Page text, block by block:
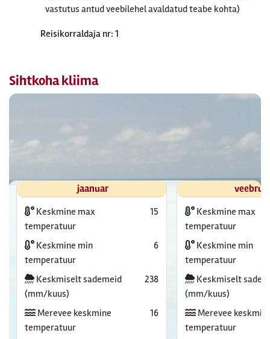
vastutus antud veebilehel avaldatud teabe kohta)
Reisikorraldaja nr: 1
Sihtkoha kliima
jaanuar
Keskmine max
temperatuur
15
Keskmine min
temperatuur
6
Keskmiselt sademeid
(mm/kuus)
238
Merevee keskmine
temperatuur
16
Keskmine max
temperatuur
Keskmine min
temperatuur
Keskmiselt
(mm/kuus)
Merevee
temperatuur